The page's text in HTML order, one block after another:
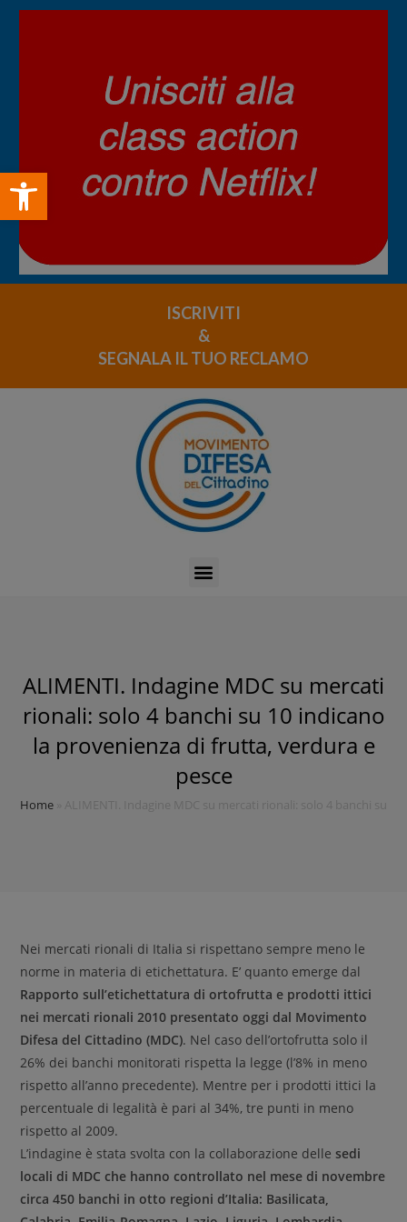
Open toolbar
ISCRIVITI
&
SEGNALA IL TUO RECLAMO
ALIMENTI. Indagine MDC su mercati
rionali: solo 4 banchi su 10 indicano
la provenienza di frutta, verdura e
pesce
Home ALIMENTI. Indagine MDC su mercati rionali: solo 4 banchi su
Nei mercati rionali di Italia si rispettano sempre meno le
norme in materia di etichettatura. E’ quanto emerge dal
Rapporto sull’etichettatura di ortofrutta e prodotti ittici
nei mercati rionali 2010 presentato oggi dal Movimento
Difesa del Cittadino (MDC). Nel caso dell’ortofrutta solo il
26% dei banchi monitorati rispetta la legge (l’8% in meno
rispetto all’anno precedente). Mentre per i prodotti ittici la
percentuale di legalità è pari al 34%, tre punti in meno
rispetto al 2009.
L’indagine è stata svolta con la collaborazione delle sedi
locali di MDC che hanno controllato nel mese di novembre
circa 450 banchi in otto regioni d’Italia: Basilicata,